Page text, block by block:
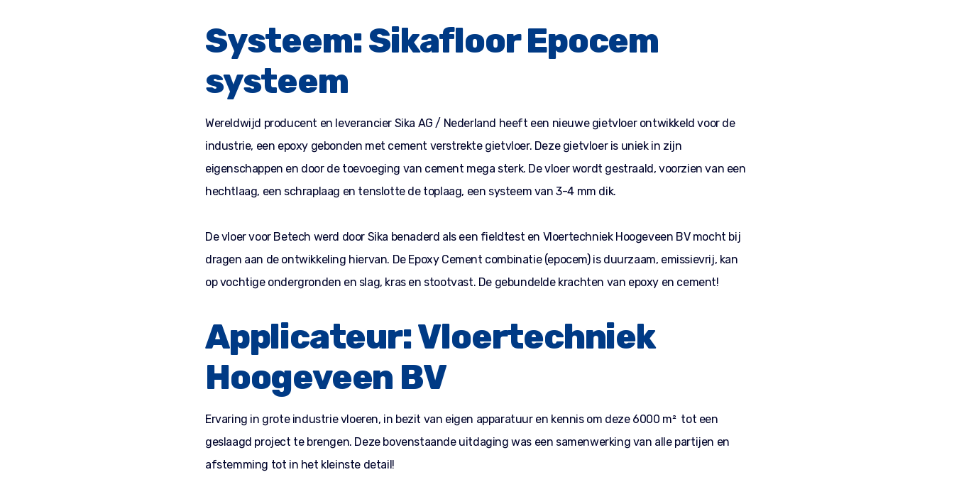
Systeem: Sikafloor Epocem
systeem
Wereldwijd producent en leverancier Sika AG / Nederland heeft een nieuwe gietvloer ontwikkeld voor de
industrie, een epoxy gebonden met cement verstrekte gietvloer. Deze gietvloer is uniek in zijn
eigenschappen en door de toevoeging van cement mega sterk. De vloer wordt gestraald, voorzien van een
hechtlaag, een schraplaag en tenslotte de toplaag, een systeem van 3-4 mm dik.
De vloer voor Betech werd door Sika benaderd als een fieldtest en Vloertechniek Hoogeveen BV mocht bij
dragen aan de ontwikkeling hiervan. De Epoxy Cement combinatie (epocem) is duurzaam, emissievrij, kan
op vochtige ondergronden en slag, kras en stootvast. De gebundelde krachten van epoxy en cement!
Applicateur: Vloertechniek
Hoogeveen BV
Ervaring in grote industrie vloeren, in bezit van eigen apparatuur en kennis om deze 6000 m² tot een
geslaagd project te brengen. Deze bovenstaande uitdaging was een samenwerking van alle partijen en
afstemming tot in het kleinste detail!